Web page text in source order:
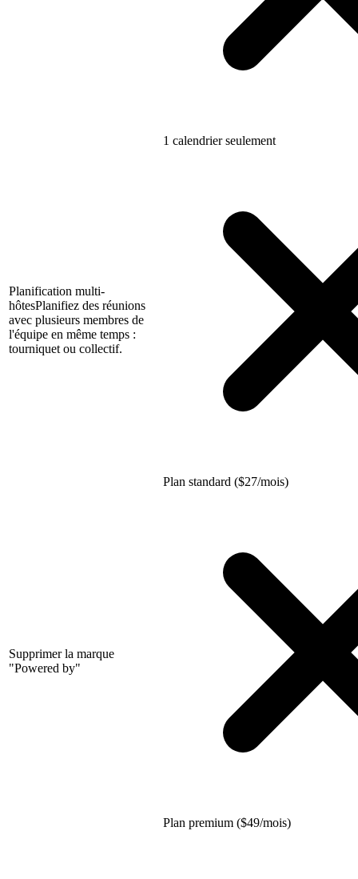
1 calendrier seulement
Planification multi-
hôtesPlanifiez des réunions
avec plusieurs membres de
l'équipe en même temps :
tourniquet ou collectif.
Plan standard ($27/mois)
Supprimer la marque
"Powered by"
Plan premium ($49/mois)